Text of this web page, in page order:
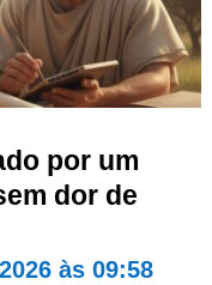
por um
dor de
às 09:58